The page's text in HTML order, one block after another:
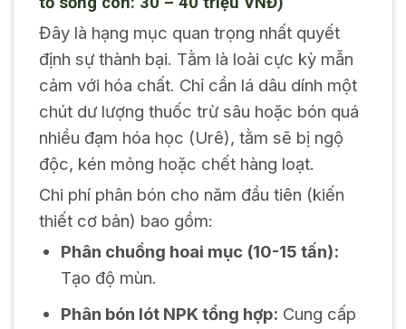
Đây là hạng mục quan trọng nhất quyết
định sự thành bại. Tằm là loài cực kỳ mẫn
cảm với hóa chất. Chỉ cần lá dâu dính một
chút dư lượng thuốc trừ sâu hoặc bón quá
nhiều đạm hóa học (Urê), tằm sẽ bị ngộ
độc, kén mỏng hoặc chết hàng loạt.
Chi phí phân bón cho năm đầu tiên (kiến
thiết cơ bản) bao gồm:
Phân chuồng hoai mục (10-15 tấn):
Tạo độ mùn.
Phân bón lót NPK tổng hợp: Cung cấp